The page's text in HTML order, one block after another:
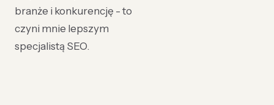
branże i konkurencję - to
czyni mnie lepszym
specjalistą SEO.